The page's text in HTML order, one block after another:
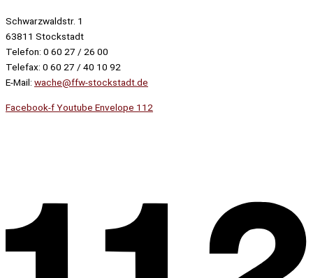
Schwarzwaldstr. 1
63811 Stockstadt
Telefon: 0 60 27 / 26 00
Telefax: 0 60 27 / 40 10 92
E-Mail: wache@ffw-stockstadt.de
Facebook-fYoutube Envelope 112